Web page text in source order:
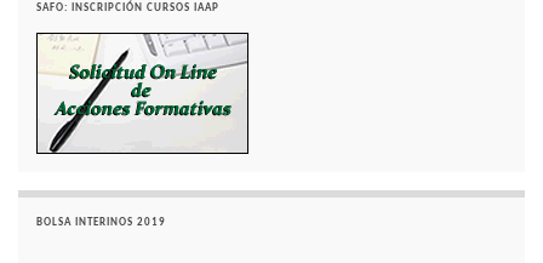
SAFO: INSCRIPCIÓN CURSOS IAAP
BOLSA INTERINOS 2019